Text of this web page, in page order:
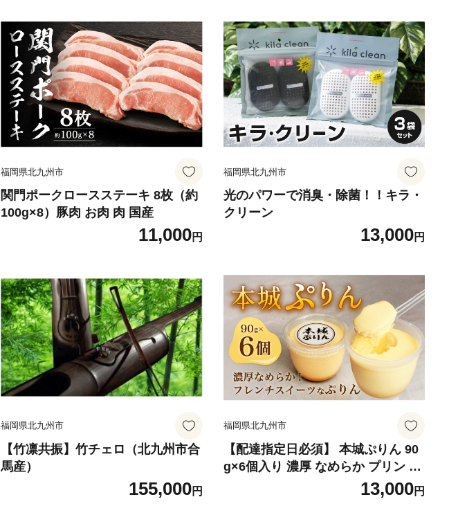
福岡県北九州市
関門ポークロースステーキ 8枚（約
100g×8）豚肉 お肉 肉 国産
11,000円
福岡県北九州市
光のパワーで消臭・除菌！！キラ・
クリーン
13,000円
福岡県北九州市
【竹凛共振】竹チェロ（北九州市合
馬産）
155,000円
福岡県北九州市
【配達指定日必須】 本城ぷりん 90
g×6個入り 濃厚 なめらか プリン ぷ
りん スイーツ デザート 福岡県 北九
13,000円